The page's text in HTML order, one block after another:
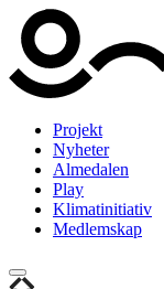
Projekt
Nyheter
Almedalen
Play
Klimatinitiativ
Medlemskap